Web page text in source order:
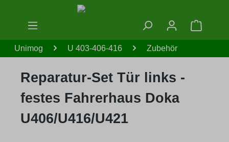
Zum Hauptinhalt springen
Unimog U 403-406-416 Zubehör
Reparatur-Set Tür links -
festes Fahrerhaus Doka
U406/U416/U421